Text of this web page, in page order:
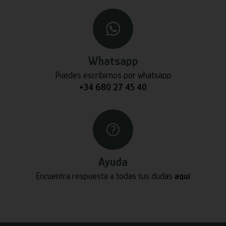
Whatsapp
Puedes escribirnos por whatsapp
+34 680 27 45 40
Ayuda
Encuentra respuesta a todas tus dudas aquí